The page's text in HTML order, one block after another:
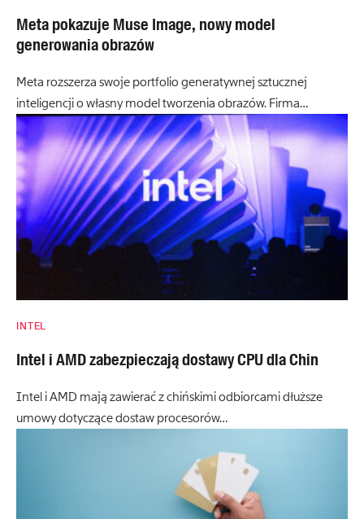
Meta pokazuje Muse Image, nowy model
generowania obrazów
Meta rozszerza swoje portfolio generatywnej sztucznej
inteligencji o własny model tworzenia obrazów. Firma…
INTEL
Intel i AMD zabezpieczają dostawy CPU dla Chin
Intel i AMD mają zawierać z chińskimi odbiorcami dłuższe
umowy dotyczące dostaw procesorów…